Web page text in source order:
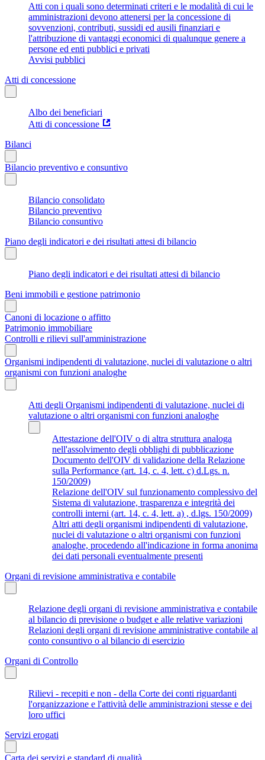
Atti con i quali sono determinati criteri e le modalità di cui le
amministrazioni devono attenersi per la concessione di
sovvenzioni, contributi, sussidi ed ausili finanziari e
l'attribuzione di vantaggi economici di qualunque genere a
persone ed enti pubblici e privati
Avvisi pubblici
Atti di concessione
Albo dei beneficiari
Atti di concessione
Bilanci
Bilancio preventivo e consuntivo
Bilancio consolidato
Bilancio preventivo
Bilancio consuntivo
Piano degli indicatori e dei risultati attesi di bilancio
Piano degli indicatori e dei risultati attesi di bilancio
Beni immobili e gestione patrimonio
Canoni di locazione o affitto
Patrimonio immobiliare
Controlli e rilievi sull'amministrazione
Organismi indipendenti di valutazione, nuclei di valutazione o altri
organismi con funzioni analoghe
Atti degli Organismi indipendenti di valutazione, nuclei di
valutazione o altri organismi con funzioni analoghe
Attestazione dell'OIV o di altra struttura analoga
nell'assolvimento degli obblighi di pubblicazione
Documento dell'OIV di validazione della Relazione
sulla Performance (art. 14, c. 4, lett. c) d.Lgs. n.
150/2009)
Relazione dell'OIV sul funzionamento complessivo del
Sistema di valutazione, trasparenza e integrità dei
controlli interni (art. 14, c. 4, lett. a) , d.lgs. 150/2009)
Altri atti degli organismi indipendenti di valutazione,
nuclei di valutazione o altri organismi con funzioni
analoghe, procedendo all'indicazione in forma anonima
dei dati personali eventualmente presenti
Organi di revisione amministrativa e contabile
Relazione degli organi di revisione amministrativa e contabile
al bilancio di previsione o budget e alle relative variazioni
Relazioni degli organi di revisione amministrative contabile al
conto consuntivo o al bilancio di esercizio
Organi di Controllo
Rilievi - recepiti e non - della Corte dei conti riguardanti
l'organizzazione e l'attività delle amministrazioni stesse e dei
loro uffici
Servizi erogati
Carta dei servizi e standard di qualità